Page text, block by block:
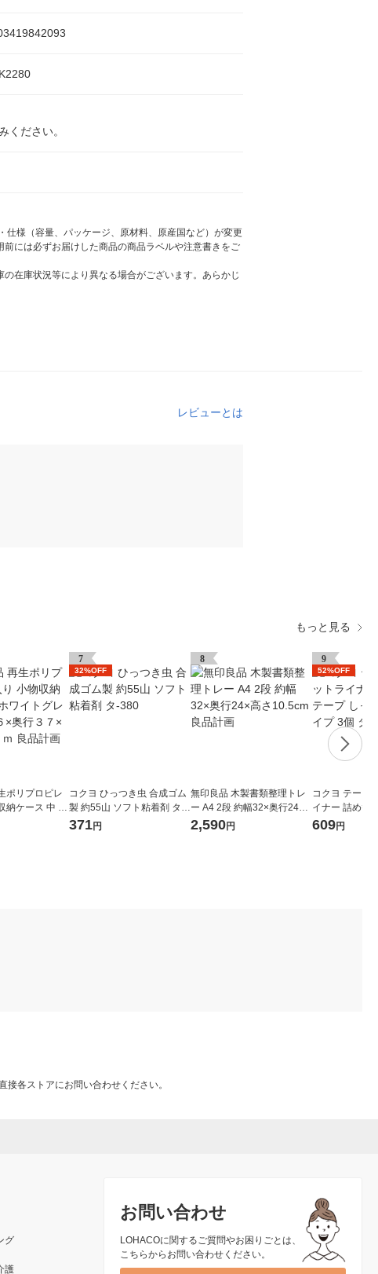
ください。
様（容量、パッケージ、原材料、原産国など）が変更
には必ずお届けした商品の商品ラベルや注意書きをご
在庫状況等により異なる場合がございます。あらかじ
レビューとは
もっと見る
ポリプロピレ
納ケース 中 ホ
約幅２６×奥行
7
32%OFF
コクヨ ひっつき虫 合成ゴム
製 約55山 ソフト粘着剤 タ-3
80
371円
8
無印良品 木製書類整理トレ
ー A4 2段 約幅32×奥行24×
高さ10.5cm 良品計画
2,590円
9
52%OFF
コクヨ テープ
イナー 詰め替
かり貼るタイ
609円
各ストアにお問い合わせください。
お問い合わせ
LOHACOに関するご質問やお困りごとは、
こちらからお問い合わせください。
グ
護